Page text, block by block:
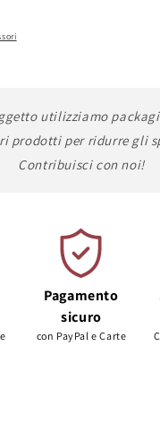
utilizziamo
prodotti per ridurre gli
Contribuisci con noi!
Pagamento
sicuro
con PayPal e Carte